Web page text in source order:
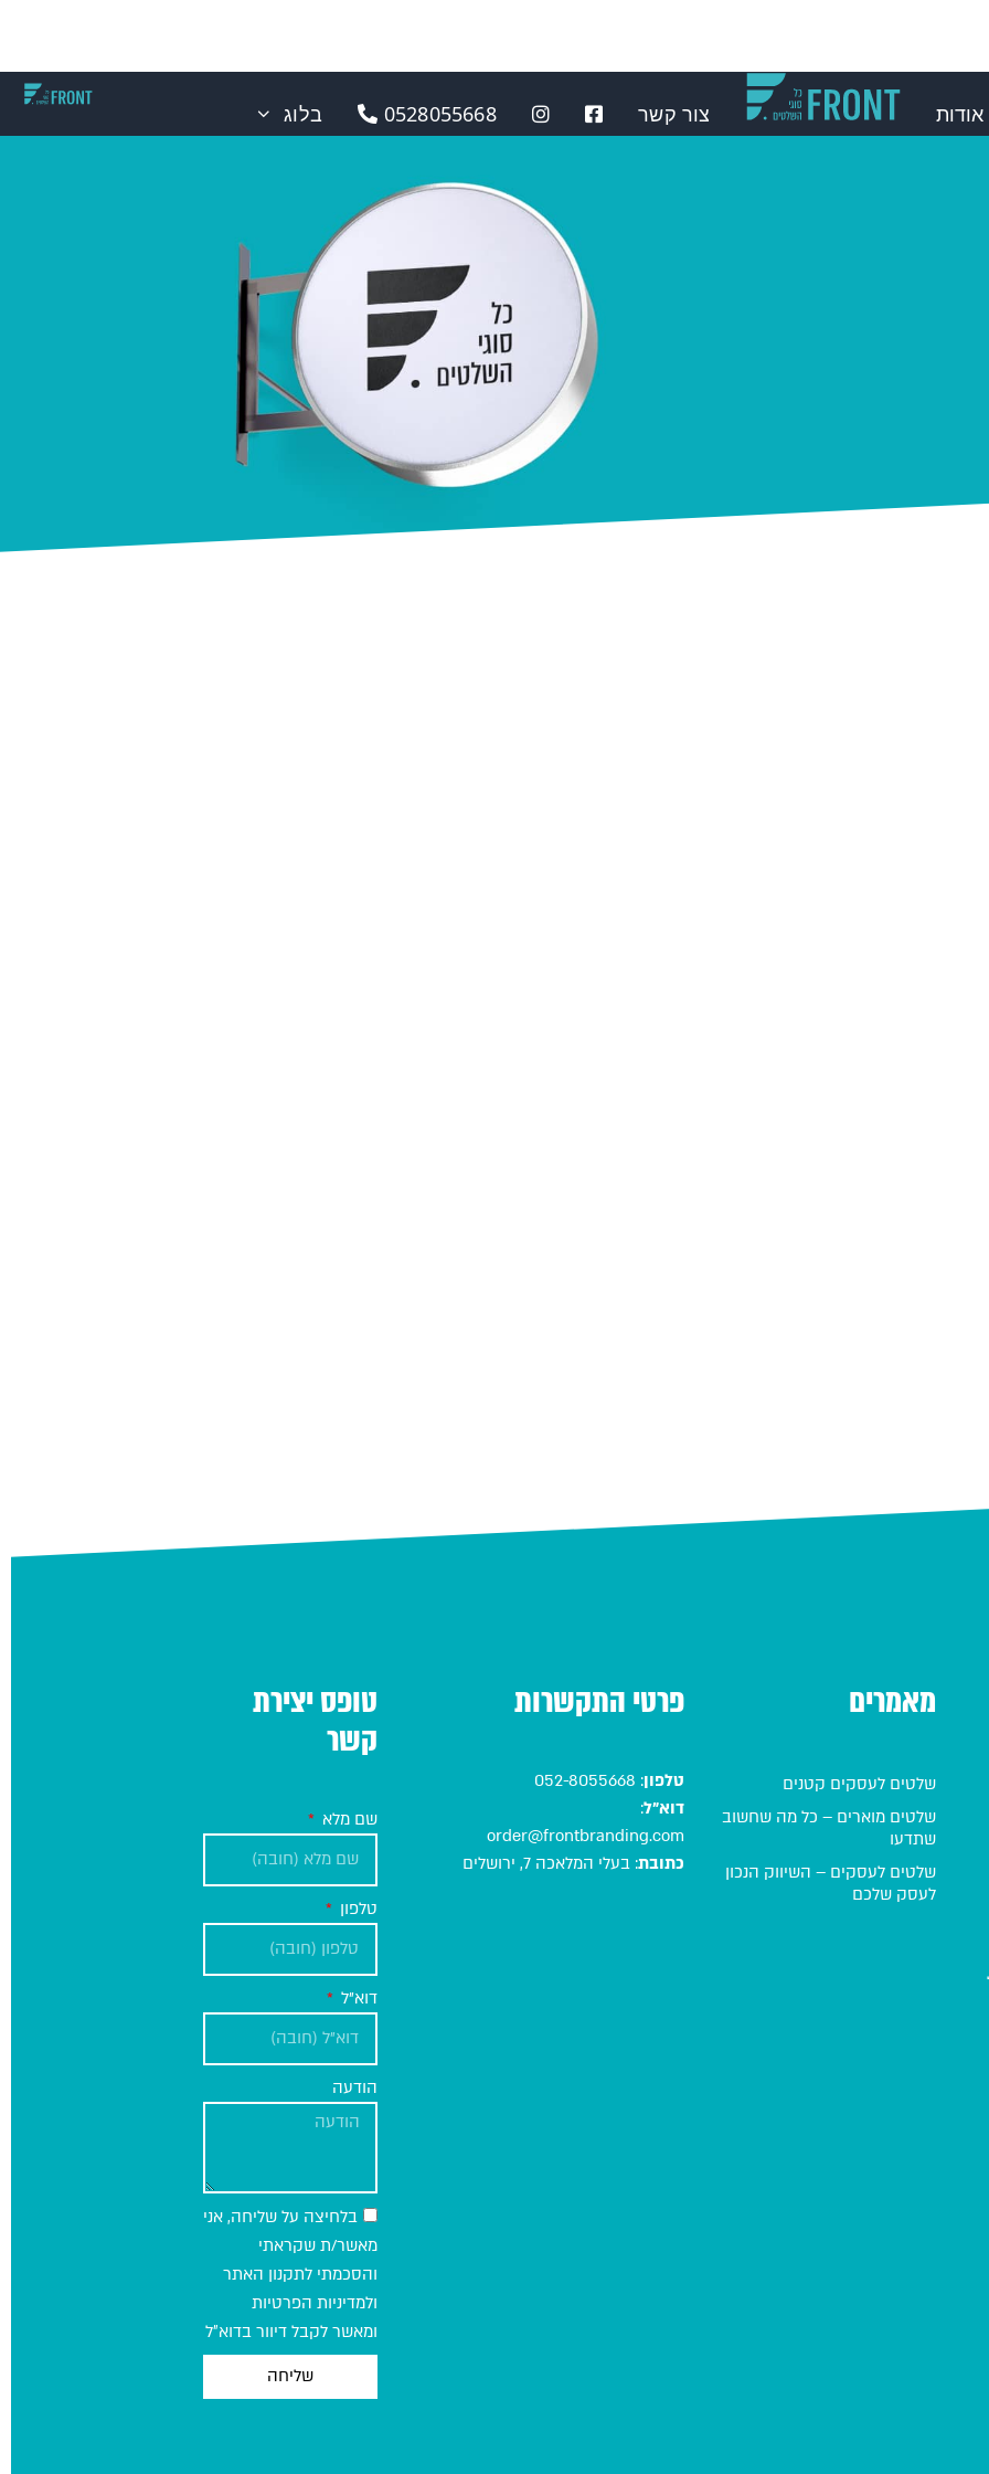
אודות צור קשר 0528055668⁩ בלוג
מאמרים
שלטים לעסקים קטנים
שלטים מוארים – כל מה שחשוב
שתדעו
שלטים לעסקים – השיווק הנכון
לעסק שלכם
פרטי התקשרות
טלפון:
052-8055668
דוא"ל:
order@frontbranding.com
כתובת: בעלי המלאכה 7, ירושלים
טופס יצירת
קשר
שם מלא
טלפון
דוא"ל
הודעה
בלחיצה על שליחה, אני
מאשר/ת שקראתי
והסכמתי לתקנון האתר
ולמדיניות הפרטיות
ומאשר לקבל דיוור בדוא״ל
שליחה